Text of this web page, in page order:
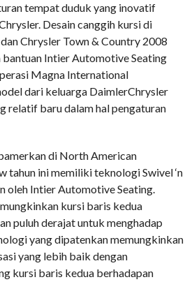
tempat duduk yang inovatif
Desain canggih kursi di
Chrysler Town & Country 2008
Intier Automotive Seating
Magna International
dari keluarga DaimlerChrysler
relatif baru dalam hal pengaturan
di North American
tahun ini memiliki teknologi Swivel ‘n
oleh Intier Automotive Seating.
kursi baris kedua
puluh derajat untuk menghadap
yang dipatenkan memungkinkan
yang lebih baik dengan
kursi baris kedua berhadapan